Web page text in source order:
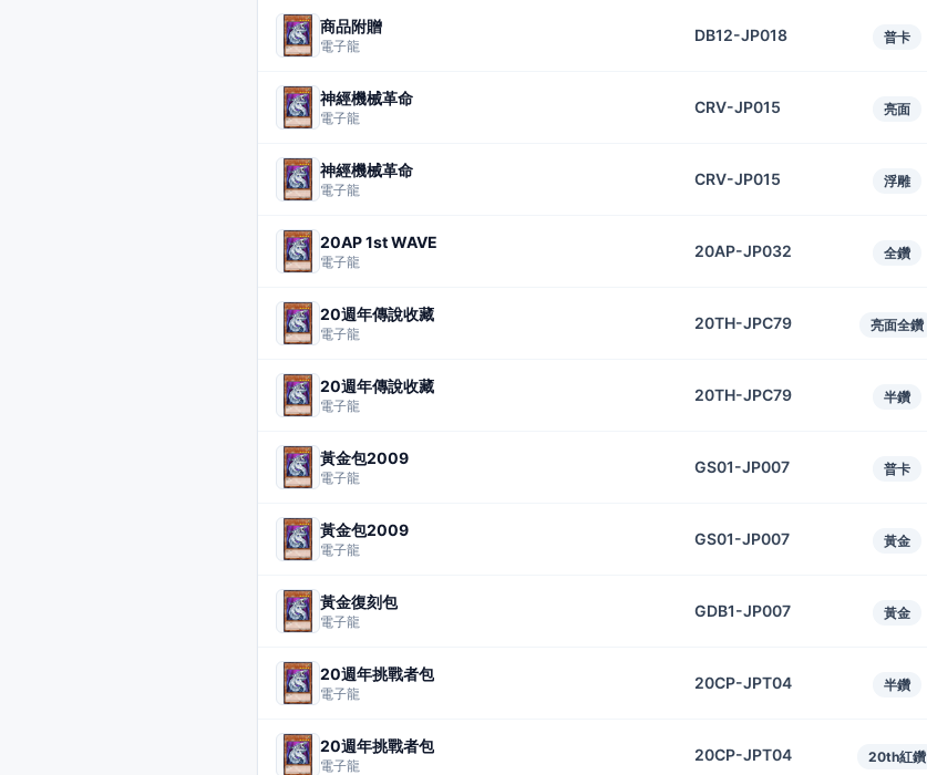
商品附贈
電子龍
DB12-JP018 普卡
神經機械革命
電子龍
CRV-JP015 亮面
神經機械革命
電子龍
CRV-JP015 浮雕
20AP 1st WAVE
電子龍
20AP-JP032 全鑽
20週年傳說收藏
電子龍
20TH-JPC79 亮面全鑽
20週年傳說收藏
電子龍
20TH-JPC79 半鑽
黃金包2009
電子龍
GS01-JP007 普卡
黃金包2009
電子龍
GS01-JP007 黃金
黃金復刻包
電子龍
GDB1-JP007 黃金
20週年挑戰者包
電子龍
20CP-JPT04 半鑽
20週年挑戰者包
電子龍
20CP-JPT04 20th紅鑽